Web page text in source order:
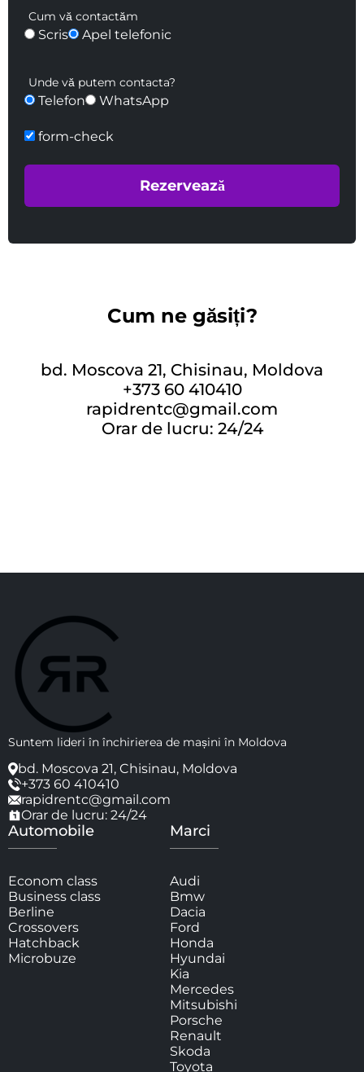
Cum vă contactăm
Scris Apel telefonic
Unde vă putem contacta?
Telefon WhatsApp
form-check
Cum ne găsiți?
bd. Moscova 21, Chisinau, Moldova
+373 60 410410
rapidrentc@gmail.com
Orar de lucru: 24/24
Suntem lideri în închirierea de mașini în Moldova
bd. Moscova 21, Chisinau, Moldova
+373 60 410410
rapidrentc@gmail.com
Orar de lucru: 24/24
Automobile
Econom class
Business class
Berline
Crossovers
Hatchback
Microbuze
Marci
Audi
Bmw
Dacia
Ford
Honda
Hyundai
Kia
Mercedes
Mitsubishi
Porsche
Renault
Skoda
Toyota